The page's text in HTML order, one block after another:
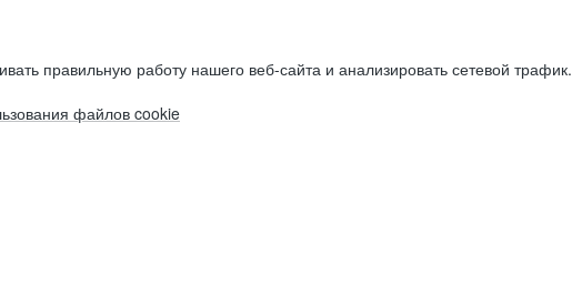
правильную работу нашего веб-сайта и анализировать сетевой трафик.
файлов cookie